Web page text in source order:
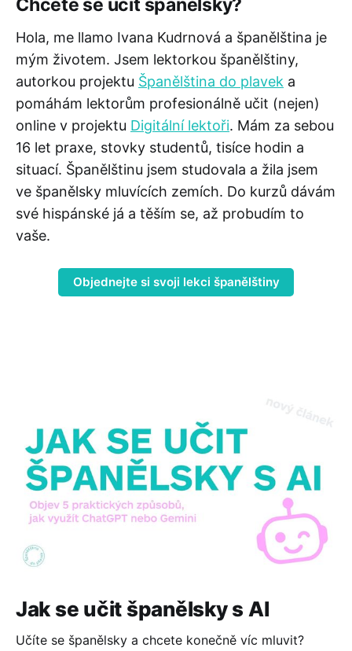
Chcete se učit španělsky?
Hola, me llamo Ivana Kudrnová a španělština je
mým životem. Jsem lektorkou španělštiny,
autorkou projektu Španělština do plavek a
pomáhám lektorům profesionálně učit (nejen)
online v projektu Digitální lektoři. Mám za sebou
16 let praxe, stovky studentů, tisíce hodin a
situací. Španělštinu jsem studovala a žila jsem
ve španělsky mluvících zemích. Do kurzů dávám
své hispánské já a těším se, až probudím to
vaše.
Objednejte si svoji lekci španělštiny
Jak se učit španělsky s AI
Učíte se španělsky a chcete konečně víc mluvit?